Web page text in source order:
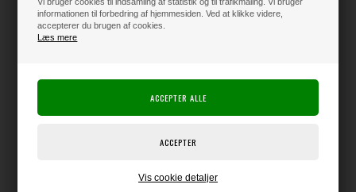
informationen til forbedring af hjemmesiden. Ved at klikke videre,
accepterer du brugen af cookies.
Læs mere
Vis cookie detaljer
Klik her for pris inkl. fragt
Cling-stempler, der matcher med dies'ene fra samme mærke